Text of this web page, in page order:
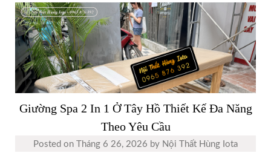
Giường Spa 2 In 1 Ở Tây Hồ Thiết Kế Đa Năng
Theo Yêu Cầu
Posted on Tháng 6 26, 2026 by Nội Thất Hùng Iota